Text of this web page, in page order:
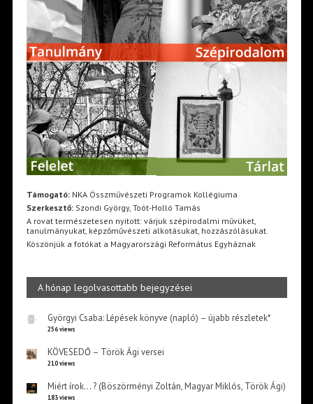
Támogató:NKA Összművészeti Programok Kollégiuma
Szerkesztő:Szondi György, Toót-Holló Tamás
A rovat természetesen nyitott: várjuk szépirodalmi művüket,
tanulmányukat, képzőművészeti alkotásukat, hozzászólásukat.
Köszönjük a fotókat a Magyarországi Református Egyháznak
A hónap legolvasottabb bejegyzései
Györgyi Csaba: Lépések könyve (napló) – újabb részletek*
256 views
KÖVESEDŐ – Török Ági versei
210 views
Miért írok… ? (Böszörményi Zoltán, Magyar Miklós, Török Ági)
183 views